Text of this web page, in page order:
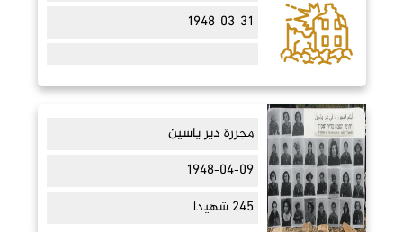
1948-03-31
مجزرة دير ياسين
1948-04-09
245 شهيدا